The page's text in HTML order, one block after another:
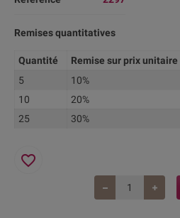
Remises quantitatives
Quantité Remise sur prix unitaire
5
10%
10
20%
25
30%
favorite_border